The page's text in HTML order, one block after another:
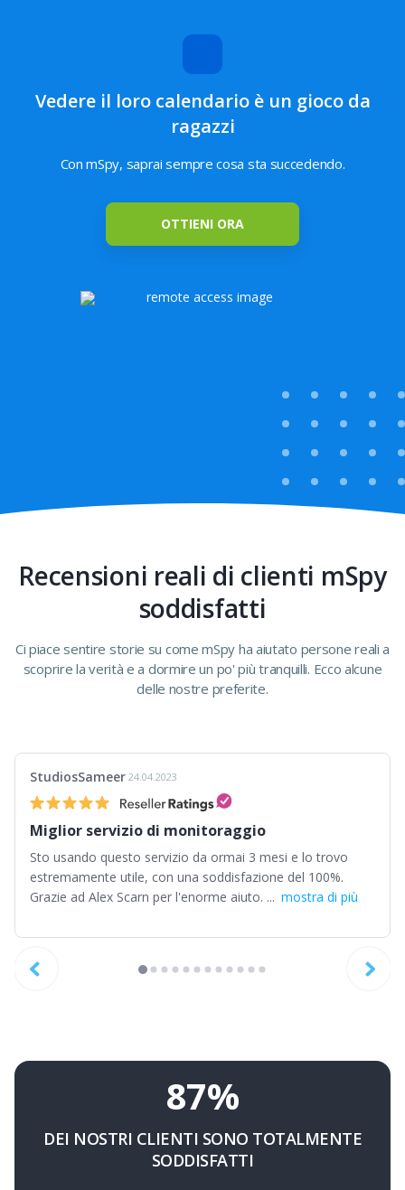
La posizione
Keylogger
navigazione
Blocco dei siti
web
Vedere il loro calendario è un gioco da
ragazzi
Con mSpy, saprai sempre cosa sta succedendo.
OTTIENI ORA
Recensioni reali di clienti mSpy
soddisfatti
Ci piace sentire storie su come mSpy ha aiutato persone reali a
scoprire la verità e a dormire un po' più tranquilli. Ecco alcune
delle nostre preferite.
StudiosSameer 24.04.2023
Miglior servizio di monitoraggio
Sto usando questo servizio da ormai 3 mesi e lo trovo
estremamente utile, con una soddisfazione del 100%.
Grazie ad Alex Scarn per l'enorme aiuto. ... mostra di più
87%
DEI NOSTRI CLIENTI SONO TOTALMENTE
SODDISFATTI